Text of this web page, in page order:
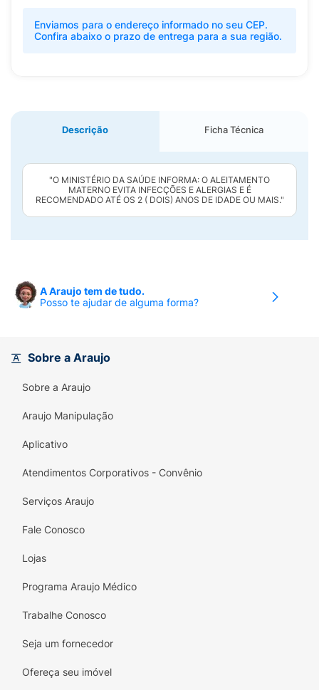
Enviamos para o endereço informado no seu CEP.
Confira abaixo o prazo de entrega para a sua região.
Descrição Ficha Técnica
"O MINISTÉRIO DA SAÚDE INFORMA: O ALEITAMENTO
MATERNO EVITA INFECÇÕES E ALERGIAS E É
RECOMENDADO ATÉ OS 2 ( DOIS) ANOS DE IDADE OU MAIS."
A Araujo tem de tudo.
Posso te ajudar de alguma forma?
Sobre a Araujo
Sobre a Araujo
Araujo Manipulação
Aplicativo
Atendimentos Corporativos - Convênio
Serviços Araujo
Fale Conosco
Lojas
Programa Araujo Médico
Trabalhe Conosco
Seja um fornecedor
Ofereça seu imóvel